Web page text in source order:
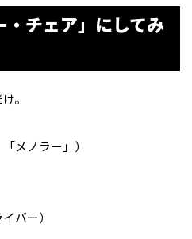
チェア」にしてみ
。
メノラー」）
バー）